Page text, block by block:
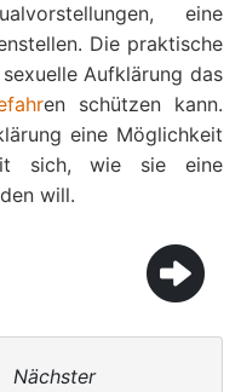
eine
Die praktische
Aufklärung das
en schützen kann.
eine Möglichkeit
sich, wie sie eine
will.
Nächster